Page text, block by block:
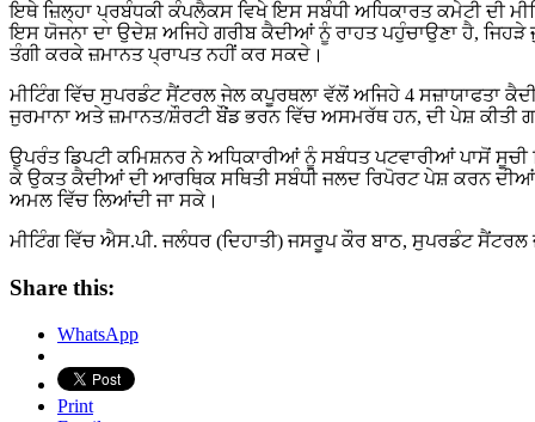
ਇਥੇ ਜ਼ਿਲ੍ਹਾ ਪ੍ਰਬੰਧਕੀ ਕੰਪਲੈਕਸ ਵਿਖੇ ਇਸ ਸਬੰਧੀ ਅਧਿਕਾਰਤ ਕਮੇਟੀ ਦੀ
ਇਸ ਯੋਜਨਾ ਦਾ ਉਦੇਸ਼ ਅਜਿਹੇ ਗਰੀਬ ਕੈਦੀਆਂ ਨੂੰ ਰਾਹਤ ਪਹੁੰਚਾਉਣਾ ਹੈ,
ਤੰਗੀ ਕਰਕੇ ਜ਼ਮਾਨਤ ਪ੍ਰਾਪਤ ਨਹੀਂ ਕਰ ਸਕਦੇ।
ਮੀਟਿੰਗ ਵਿੱਚ ਸੁਪਰਡੰਟ ਸੈਂਟਰਲ ਜੇਲ ਕਪੂਰਥਲਾ ਵੱਲੋਂ ਅਜਿਹੇ 4 ਸਜ਼ਾਯਾਫਤਾ
ਜੁਰਮਾਨਾ ਅਤੇ ਜ਼ਮਾਨਤ/ਸ਼ੌਰਟੀ ਬੌਂਡ ਭਰਨ ਵਿੱਚ ਅਸਮਰੱਥ ਹਨ, ਦੀ ਪੇਸ਼ ਕੀਤੀ
ਉਪਰੰਤ ਡਿਪਟੀ ਕਮਿਸ਼ਨਰ ਨੇ ਅਧਿਕਾਰੀਆਂ ਨੂੰ ਸਬੰਧਤ ਪਟਵਾਰੀਆਂ ਪਾਸੋਂ
ਕੇ ਉਕਤ ਕੈਦੀਆਂ ਦੀ ਆਰਥਿਕ ਸਥਿਤੀ ਸਬੰਧੀ ਜਲਦ ਰਿਪੋਰਟ ਪੇਸ਼ ਕਰਨ
ਅਮਲ ਵਿੱਚ ਲਿਆਂਦੀ ਜਾ ਸਕੇ।
ਮੀਟਿੰਗ ਵਿੱਚ ਐਸ.ਪੀ. ਜਲੰਧਰ (ਦਿਹਾਤੀ) ਜਸਰੂਪ ਕੌਰ ਬਾਠ, ਸੁਪਰਡੰਟ
Share this:
WhatsApp
Print